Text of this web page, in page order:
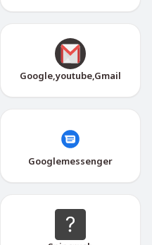
Google,youtube,Gmail
Googlemessenger